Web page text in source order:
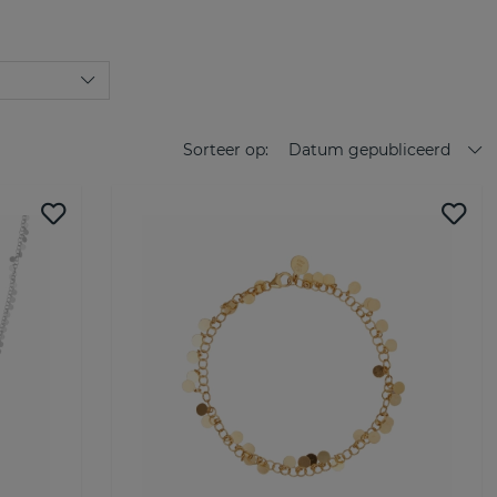
Sorteer op: Datum gepubliceerd